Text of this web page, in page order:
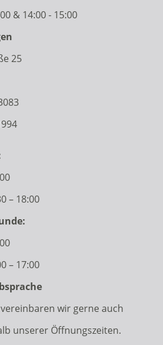
& 14:00 - 15:00
25
– 18:00
– 17:00
wir gerne auch
unserer Öffnungszeiten.